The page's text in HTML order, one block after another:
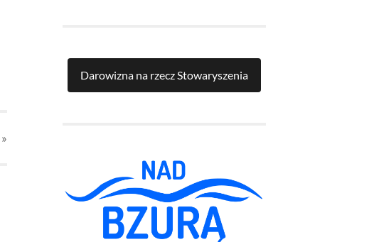
»
Darowizna na rzecz Stowaryszenia